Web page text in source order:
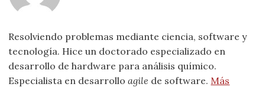
Resolviendo problemas mediante ciencia, software y
tecnología. Hice un doctorado especializado en
desarrollo de hardware para análisis químico.
Especialista en desarrolloagile de software. Más